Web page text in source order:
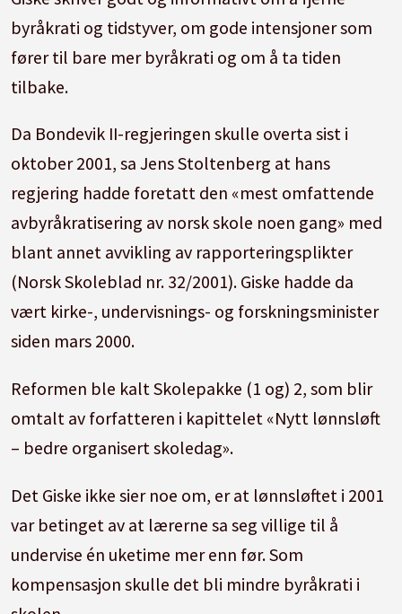
byråkrati og tidstyver, om gode intensjoner som
fører til bare mer byråkrati og om å ta tiden
tilbake.
Da Bondevik II-regjeringen skulle overta sist i
oktober 2001, sa Jens Stoltenberg at hans
regjering hadde foretatt den «mest omfattende
avbyråkratisering av norsk skole noen gang» med
blant annet avvikling av rapporteringsplikter
(Norsk Skoleblad nr. 32/2001). Giske hadde da
vært kirke-, undervisnings- og forskningsminister
siden mars 2000.
Reformen ble kalt Skolepakke (1 og) 2, som blir
omtalt av forfatteren i kapittelet «Nytt lønnsløft
– bedre organisert skoledag».
Det Giske ikke sier noe om, er at lønnsløftet i 2001
var betinget av at lærerne sa seg villige til å
undervise én uketime mer enn før. Som
kompensasjon skulle det bli mindre byråkrati i